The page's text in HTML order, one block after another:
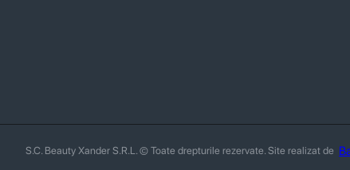
S.C. Beauty Xander S.R.L. © Toate drepturile rezervate. Site realizat de